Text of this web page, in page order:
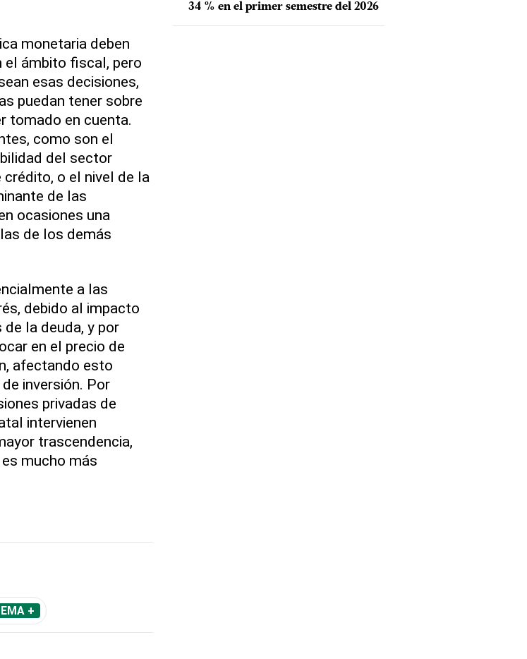
monetaria deben
el ámbito fiscal, pero
esas decisiones,
puedan tener sobre
tomado en cuenta.
como son el
del sector
o el nivel de la
de las
ocasiones una
de los demás
a las
debido al impacto
la deuda, y por
en el precio de
afectando esto
inversión. Por
privadas de
intervienen
trascendencia,
mucho más
+
34 % en el primer semestre del 2026